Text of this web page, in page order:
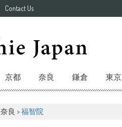
Contact Us
京都 奈良 鎌倉 東京
奈良 >福智院